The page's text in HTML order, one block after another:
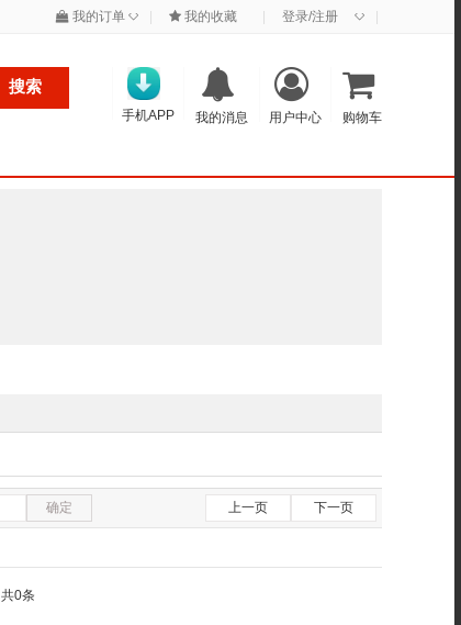
我的订单 ◇ 我的收藏 登录/注册 ◇
搜索
购物车
用户中心
我的消息
手机APP
确定 上一页 下一页
共0条